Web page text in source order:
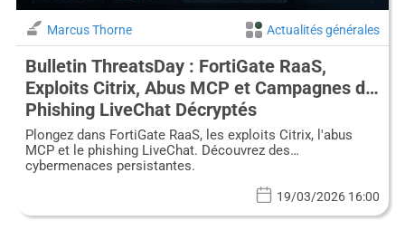
Marcus Thorne Actualités générales
Bulletin ThreatsDay : FortiGate RaaS,
Exploits Citrix, Abus MCP et Campagnes de
Phishing LiveChat Décryptés
Plongez dans FortiGate RaaS, les exploits Citrix, l'abus
MCP et le phishing LiveChat. Découvrez des
cybermenaces persistantes.
19/03/2026 16:00